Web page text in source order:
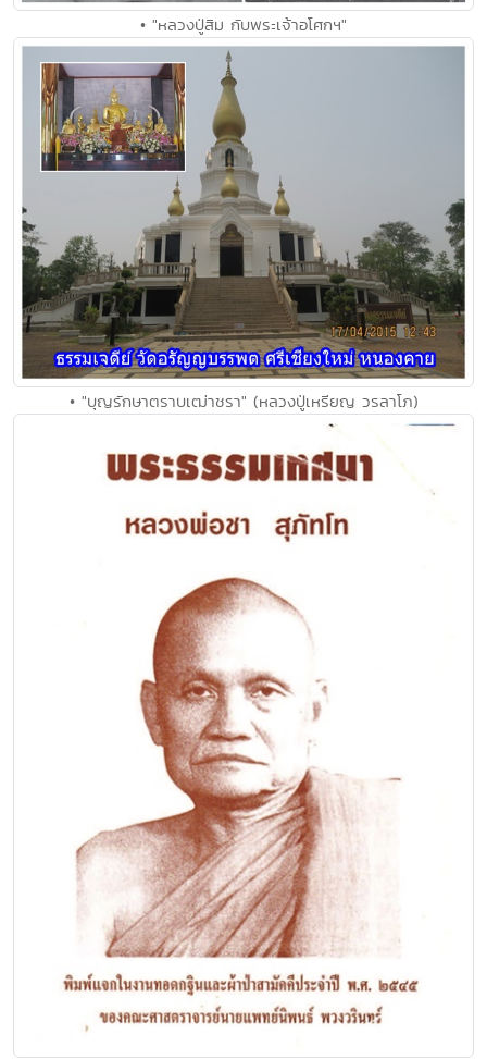
• "หลวงปู่สิม กับพระเจ้าอโศกฯ"
• "บุญรักษาตราบเฒ่าชรา" (หลวงปู่เหรียญ วรลาโภ)